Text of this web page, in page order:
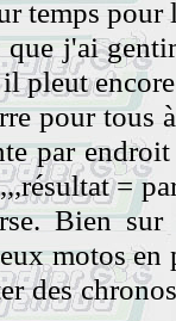
pour
j'ai
pleut
tous à
par
=
Bien
motos
des